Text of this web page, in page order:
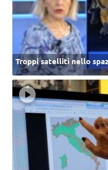
Troppi satelliti nello